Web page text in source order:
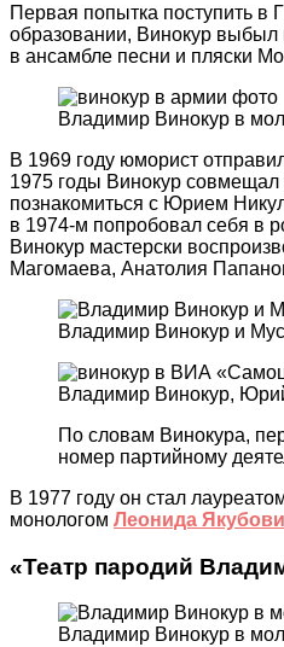
Первая попытка поступить
образовании, Винокур выбыл
в ансамбле песни и пляски
Владимир Винокур в
В 1969 году юморист
1975 годы Винокур совмещал
познакомиться с Юрием
в 1974-м попробовал себя в
Винокур мастерски
Магомаева, Анатолия
Владимир Винокур и
Владимир Винокур,
По словам Винокура,
номер партийному
В 1977 году он стал
монологом Леонида
«Театр пародий
Владимир Винокур в